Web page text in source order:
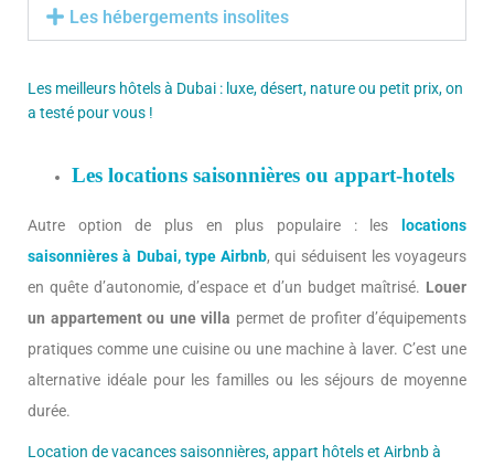
Les hébergements insolites
Les meilleurs hôtels à Dubai : luxe, désert, nature ou petit prix, on
a testé pour vous !
Les locations saisonnières ou appart-hotels
Autre option de plus en plus populaire : les locations
saisonnières à Dubai, type Airbnb, qui séduisent les voyageurs
en quête d’autonomie, d’espace et d’un budget maîtrisé. Louer
un appartement ou une villa permet de profiter d’équipements
pratiques comme une cuisine ou une machine à laver. C’est une
alternative idéale pour les familles ou les séjours de moyenne
durée.
Location de vacances saisonnières, appart hôtels et Airbnb à